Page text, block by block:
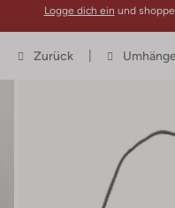
Logge dich ein und
Zurück